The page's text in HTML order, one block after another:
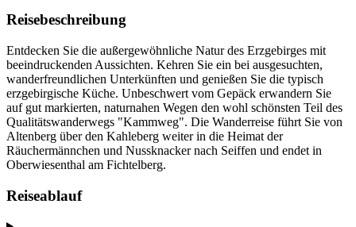
Reisebeschreibung
Entdecken Sie die außergewöhnliche Natur des Erzgebirges mit
beeindruckenden Aussichten. Kehren Sie ein bei ausgesuchten,
wanderfreundlichen Unterkünften und genießen Sie die typisch
erzgebirgische Küche. Unbeschwert vom Gepäck erwandern Sie
auf gut markierten, naturnahen Wegen den wohl schönsten Teil des
Qualitätswanderwegs "Kammweg". Die Wanderreise führt Sie von
Altenberg über den Kahleberg weiter in die Heimat der
Räuchermännchen und Nussknacker nach Seiffen und endet in
Oberwiesenthal am Fichtelberg.
Reiseablauf